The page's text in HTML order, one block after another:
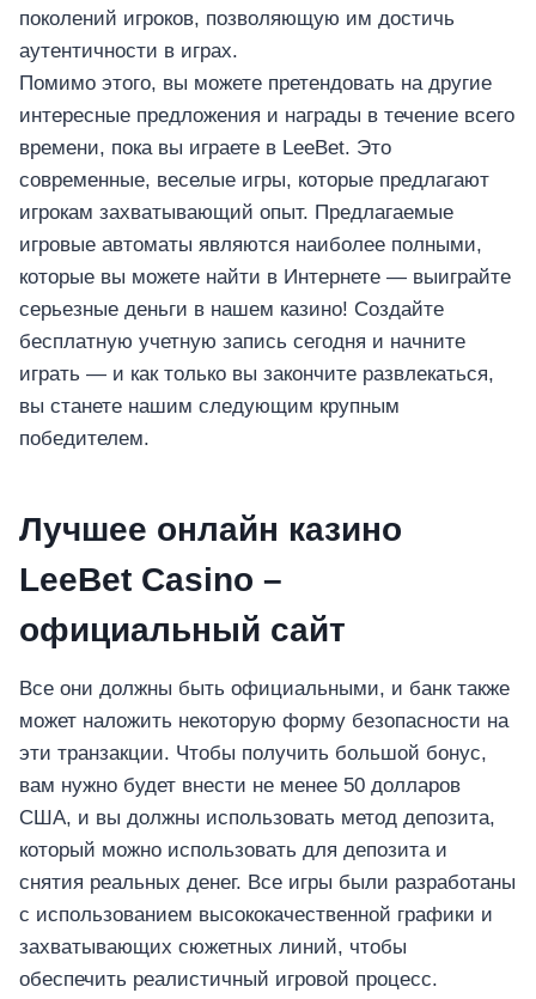
поколений игроков, позволяющую им достичь
аутентичности в играх.
Помимо этого, вы можете претендовать на другие
интересные предложения и награды в течение всего
времени, пока вы играете в LeeBet. Это
современные, веселые игры, которые предлагают
игрокам захватывающий опыт. Предлагаемые
игровые автоматы являются наиболее полными,
которые вы можете найти в Интернете — выиграйте
серьезные деньги в нашем казино! Создайте
бесплатную учетную запись сегодня и начните
играть — и как только вы закончите развлекаться,
вы станете нашим следующим крупным
победителем.
Лучшее онлайн казино
LeeBet Casino –
официальный сайт
Все они должны быть официальными, и банк также
может наложить некоторую форму безопасности на
эти транзакции. Чтобы получить большой бонус,
вам нужно будет внести не менее 50 долларов
США, и вы должны использовать метод депозита,
который можно использовать для депозита и
снятия реальных денег. Все игры были разработаны
с использованием высококачественной графики и
захватывающих сюжетных линий, чтобы
обеспечить реалистичный игровой процесс.